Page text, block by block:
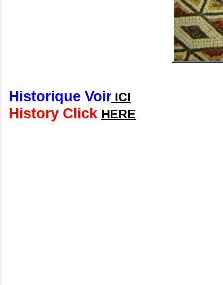
Historique Voir ICI
History Click HERE